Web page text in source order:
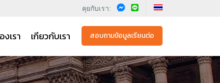
คุยกับเรา:
เรา เกียวกับเรา สอบถามข้อมูลเรียนต่อ